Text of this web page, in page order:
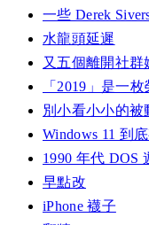
一些 Derek
水龍頭延遲
又五個離開社群
「2019」是一
別小看小小的被
Windows 11 到
1990 年代 DOS
早點改
iPhone 襪子